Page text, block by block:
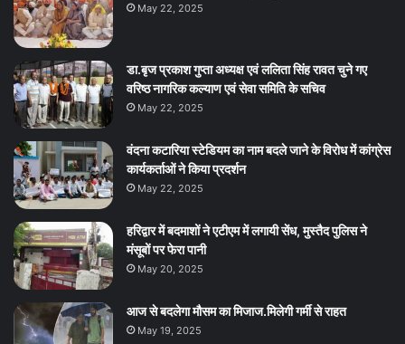
May 22, 2025
डा.बृज प्रकाश गुप्ता अध्यक्ष एवं ललिता सिंह रावत चुने गए
वरिष्ठ नागरिक कल्याण एवं सेवा समिति के सचिव
May 22, 2025
वंदना कटारिया स्टेडियम का नाम बदले जाने के विरोध में कांग्रेस
कार्यकर्ताओं ने किया प्रदर्शन
May 22, 2025
हरिद्वार में बदमाशों ने एटीएम में लगायी सेंध, मुस्तैद पुलिस ने
मंसूबों पर फेरा पानी
May 20, 2025
आज से बदलेगा मौसम का मिजाज.मिलेगी गर्मी से राहत
May 19, 2025